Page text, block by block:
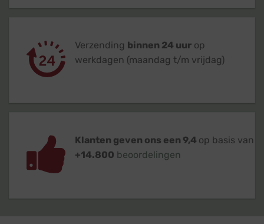
Verzending binnen 24 uur op
werkdagen (maandag t/m vrijdag)
Klanten geven ons een 9,4 op basis van
+14.800 beoordelingen